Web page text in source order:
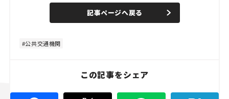
n
e
d
%
記事ページへ戻る
公共交通機関
この記事をシェア